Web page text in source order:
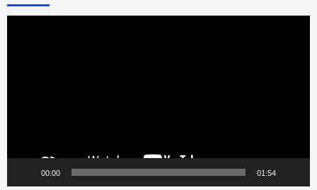
00:00 01:54